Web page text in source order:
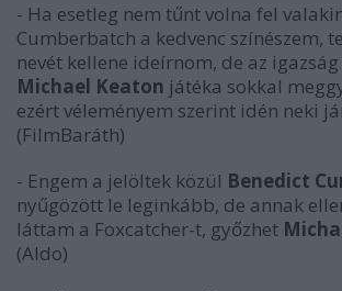
- Ha esetleg nem tűnt volna fel
Cumberbatch a kedvenc színészem,
nevét kellene ideírnom, de az
Michael Keaton játéka sokkal
ezért véleményem szerint idén neki
(FilmBaráth)
- Engem a jelöltek közül Benedict
nyűgözött le leginkább, de annak
láttam a Foxcatcher-t, győzhet
(Aldo)